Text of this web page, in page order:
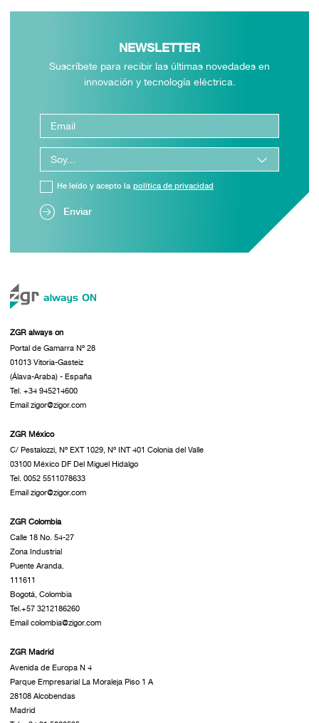
NEWSLETTER
Suscríbete para recibir las últimas novedades en
innovación y tecnología eléctrica.
Enviar
He leído y acepto la política de privacidad
ZGR always on
Portal de Gamarra Nº 28
01013 Vitoria-Gasteiz
(Álava-Araba) - España
Tel. +34 945214600
Email zigor@zigor.com
ZGR México
C/ Pestalozzi, Nº EXT 1029, Nº INT 401 Colonia del Valle
03100 México DF Del Miguel Hidalgo
Tel. 0052 5511078633
Email zigor@zigor.com
ZGR Colombia
Calle 18 No. 54-27
Zona Industrial
Puente Aranda.
111611
Bogotá, Colombia
Tel.+57 3212186260
Email colombia@zigor.com
ZGR Madrid
Avenida de Europa N 4
Parque Empresarial La Moraleja Piso 1 A
28108 Alcobendas
Madrid